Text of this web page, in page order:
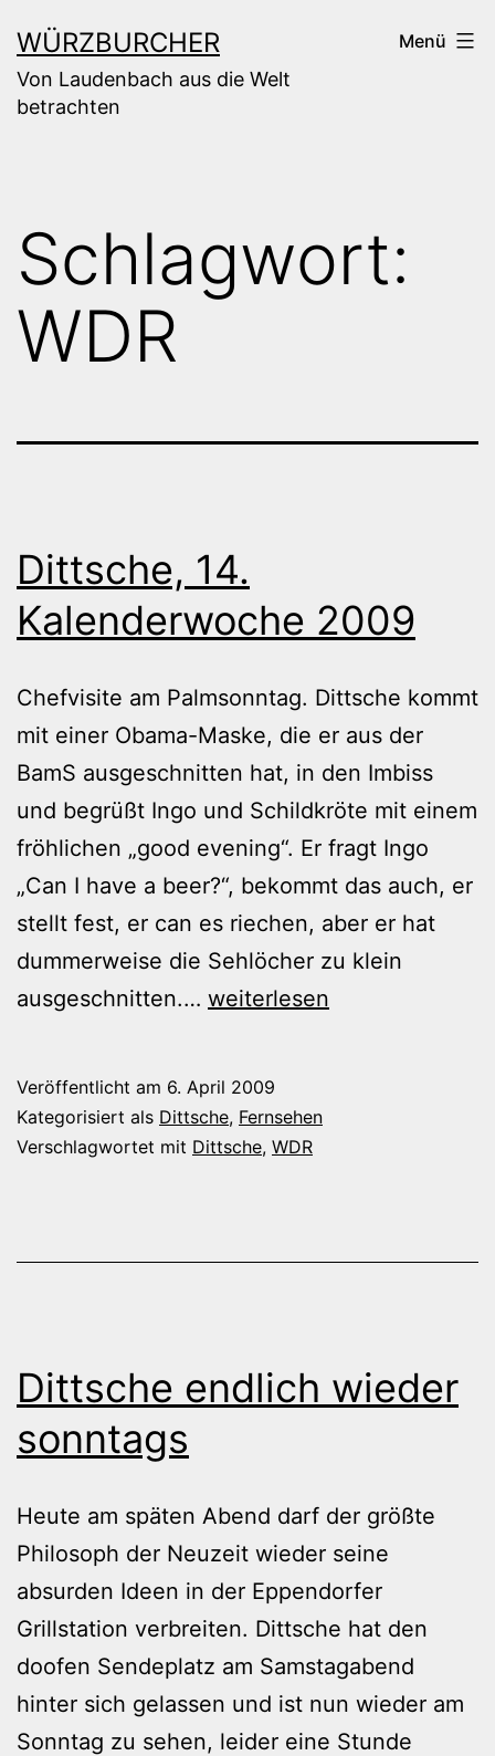
Inhalt
springen
WÜRZBURCHER
Von Laudenbach aus die Welt
betrachten
Menü
Schlagwort:
WDR
Dittsche, 14.
Kalenderwoche 2009
Chefvisite am Palmsonntag. Dittsche kommt
mit einer Obama-Maske, die er aus der
BamS ausgeschnitten hat, in den Imbiss
und begrüßt Ingo und Schildkröte mit einem
fröhlichen „good evening“. Er fragt Ingo
„Can I have a beer?“, bekommt das auch, er
stellt fest, er can es riechen, aber er hat
dummerweise die Sehlöcher zu klein
ausgeschnitten.… Dittsche,
2009
weiterlesen
Veröffentlicht am 6. April 2009
Kategorisiert als Dittsche, Fernsehen
Verschlagwortet mit Dittsche, WDR
Dittsche endlich wieder
sonntags
Heute am späten Abend darf der größte
Philosoph der Neuzeit wieder seine
absurden Ideen in der Eppendorfer
Grillstation verbreiten. Dittsche hat den
doofen Sendeplatz am Samstagabend
hinter sich gelassen und ist nun wieder am
Sonntag zu sehen, leider eine Stunde